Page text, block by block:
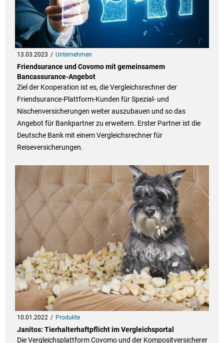
13.03.2023 Unternehmen
Friendsurance und Covomo mit gemeinsamem
Bancassurance-Angebot
Ziel der Kooperation ist es, die Vergleichsrechner der
Friendsurance-Plattform-Kunden für Spezial- und
Nischenversicherungen weiter auszubauen und so das
Angebot für Bankpartner zu erweitern. Erster Partner ist die
Deutsche Bank mit einem Vergleichsrechner für
Reiseversicherungen.
10.01.2022 Produkte
Janitos: Tierhalterhaftpflicht im Vergleichsportal
Die Vergleichsplattform Covomo und der Kompositversicherer